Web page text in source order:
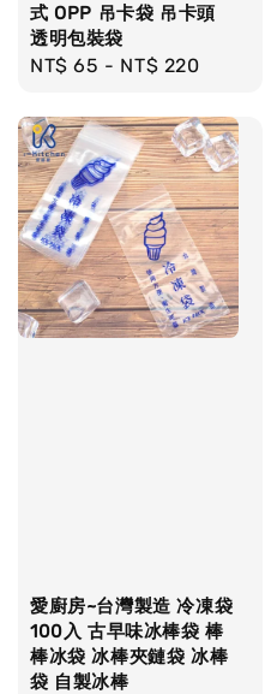
式 OPP 吊卡袋 吊卡頭
透明包裝袋
Regular
NT$ 65 - NT$ 220
愛廚房~台灣製造 冷凍袋
100入 古早味冰棒袋 棒
棒冰袋 冰棒夾鏈袋 冰棒
袋 自製冰棒